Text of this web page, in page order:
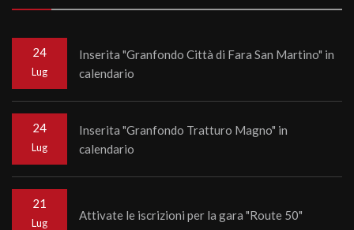
24
Lug
Inserita "Granfondo Città di Fara San Martino" in
calendario
24
Lug
Inserita "Granfondo Tratturo Magno" in
calendario
21
Lug
Attivate le iscrizioni per la gara "Route 50"